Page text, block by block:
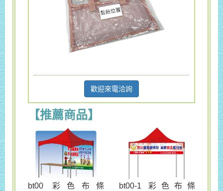
歡迎來電洽詢
【推薦商品】
bt00 彩色布條
bt00-1 彩色布條